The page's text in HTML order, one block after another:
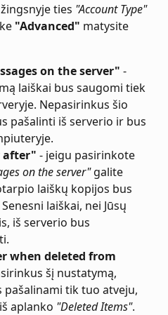
ties "Account Type"
"Advanced" matysite
on the server" -
laiškai bus saugomi tiek
Nepasirinkus šio
pašalinti iš serverio ir bus
after" - jeigu pasirinkote
on the server" galite
laiškų kopijos bus
laiškai, nei Jūsų
iš serverio bus
when deleted from
šį nustatymą,
pašalinami tik tuo atveju,
aplanko "Deleted Items".